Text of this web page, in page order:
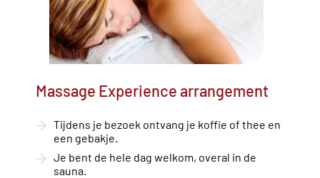
Massage Experience arrangement
Tijdens je bezoek ontvang je koffie of thee en
een gebakje.
Je bent de hele dag welkom, overal in de
sauna.